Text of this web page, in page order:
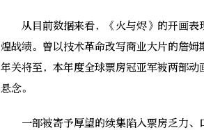
从目前数据来看，《火与烬》的开画表
煌战绩。曾以技术革命改写商业大片的詹
年关将至，本年度全球票房冠亚军被两部
悬念。
一部被寄予厚望的续集陷入票房乏力、